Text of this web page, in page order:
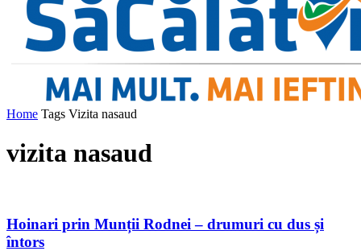
Home Tags Vizita nasaud
vizita nasaud
Hoinari prin Munții Rodnei – drumuri cu dus și
întors